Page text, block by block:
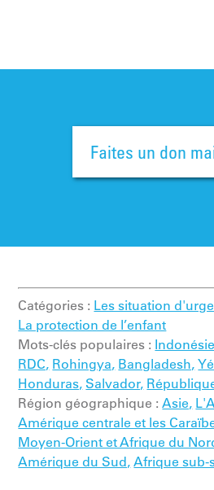
Faites un don
Catégories : Les situation
La protection de l’enfant
Mots-clés populaires :
RDC, Rohingya, Bangladesh,
Honduras, Salvador,
Région géographique :Asie,
Amérique centrale et les
Moyen-Orient et Afrique du
Amérique du Sud, Afrique sub-